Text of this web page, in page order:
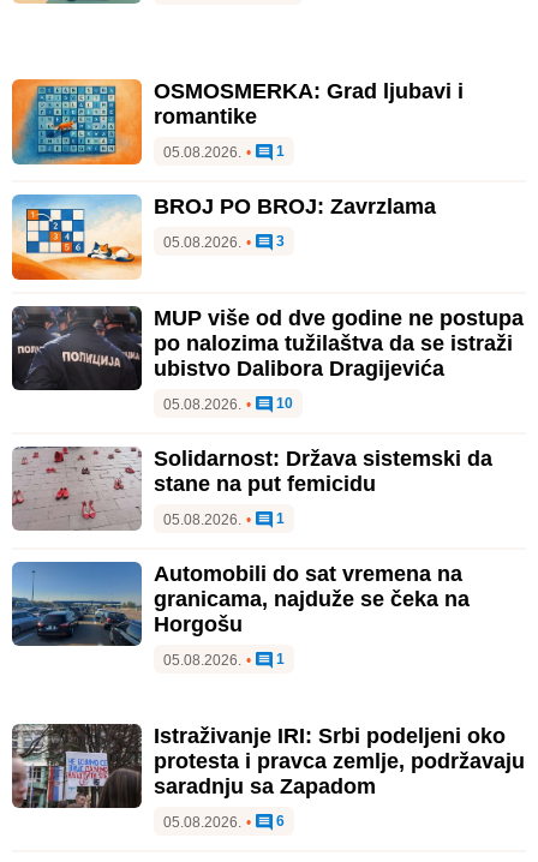
OSMOSMERKA: Grad ljubavi i
romantike
05.08.2026. • 1
BROJ PO BROJ: Zavrzlama
05.08.2026. • 3
MUP više od dve godine ne postupa
po nalozima tužilaštva da se istraži
ubistvo Dalibora Dragijevića
05.08.2026. • 10
Solidarnost: Država sistemski da
stane na put femicidu
05.08.2026. • 1
Automobili do sat vremena na
granicama, najduže se čeka na
Horgošu
05.08.2026. • 1
Istraživanje IRI: Srbi podeljeni oko
protesta i pravca zemlje, podržavaju
saradnju sa Zapadom
05.08.2026. • 6